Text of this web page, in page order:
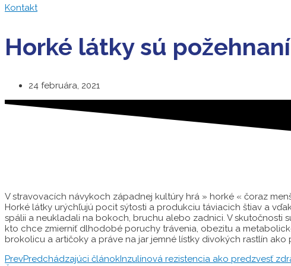
Kontakt
Horké látky sú
24 februára, 2021
V stravovacích návykoch západnej kultúry hrá » horké « čoraz
Horké látky urýchľujú pocit sýtosti a produkciu táviacich štiav a
spálii a neukladali na bokoch, bruchu alebo zadnici. V skutočnosti
kto chce zmierniť dlhodobé poruchy trávenia, obezitu a
brokolicu a artičoky a práve na jar jemné lístky divokých rastlín ako
PrevPredchádzajúci článokInzulínová rezistencia ako predzvesť